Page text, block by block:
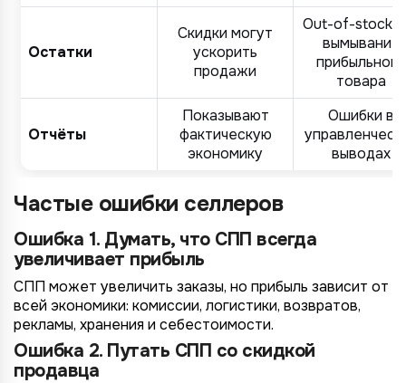
Остатки
Скидки могут
ускорить
продажи
Out-of-stock
вымывание
прибыльного
товара
Отчёты
Показывают
фактическую
экономику
Ошибки в
выводах
Частые ошибки селлеров
Ошибка 1. Думать, что СПП всегда
увеличивает прибыль
СПП может увеличить заказы, но прибыль зависит от
всей экономики: комиссии, логистики, возвратов,
рекламы, хранения и себестоимости.
Ошибка 2. Путать СПП со скидкой
продавца